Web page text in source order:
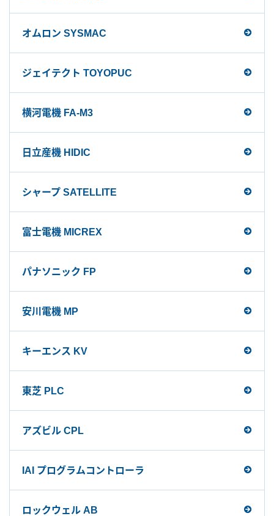
オムロン SYSMAC
ジェイテクト TOYOPUC
横河電機 FA-M3
日立産機 HIDIC
シャープ SATELLITE
富士電機 MICREX
パナソニック FP
安川電機 MP
キーエンス KV
東芝 PLC
アズビル CPL
IAI プログラムコントローラ
ロックウェル AB